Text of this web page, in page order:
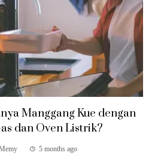
Manggang Kue dengan
dan Oven Listrik?
5 months ago